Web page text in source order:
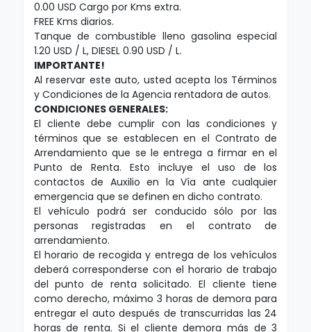
0.00 USD Cargo por Kms extra.
FREE Kms diarios.
Tanque de combustible lleno gasolina especial
1.20 USD / L, DIESEL 0.90 USD / L.
IMPORTANTE!
Al reservar este auto, usted acepta los Términos
y Condiciones de la Agencia rentadora de autos.
CONDICIONES GENERALES:
El cliente debe cumplir con las condiciones y
términos que se establecen en el Contrato de
Arrendamiento que se le entrega a firmar en el
Punto de Renta. Esto incluye el uso de los
contactos de Auxilio en la Vía ante cualquier
emergencia que se definen en dicho contrato.
El vehículo podrá ser conducido sólo por las
personas registradas en el contrato de
arrendamiento.
El horario de recogida y entrega de los vehículos
deberá corresponderse con el horario de trabajo
del punto de renta solicitado. El cliente tiene
como derecho, máximo 3 horas de demora para
entregar el auto después de transcurridas las 24
horas de renta. Si el cliente demora más de 3